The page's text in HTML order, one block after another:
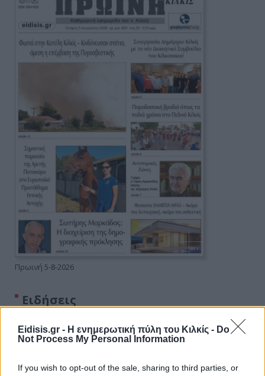
Eidisis.gr - Η ενημερωτική πύλη του Κιλκίς - Do
Not Process My Personal Information
If you wish to opt-out of the sale, sharing to third parties, or
Πρωινή 5-8-2026
Ειδήσεις